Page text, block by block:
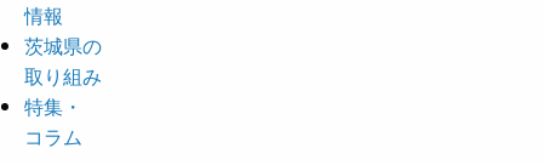
情報
茨城県の
取り組み
特集・
コラム